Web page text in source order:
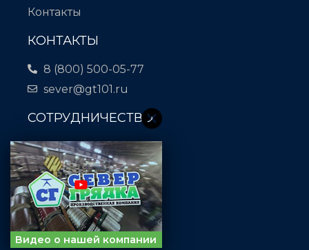
Контакты
КОНТАКТЫ
8 (800) 500-05-77
sever@gt101.ru
СОТРУДНИЧЕСТВО
Отдел закупок:
18@gt101.ru
Отдел кадров:
38@gt101.ru
Отдел логистики:
32@gt101.ru
Видео о нашей компании